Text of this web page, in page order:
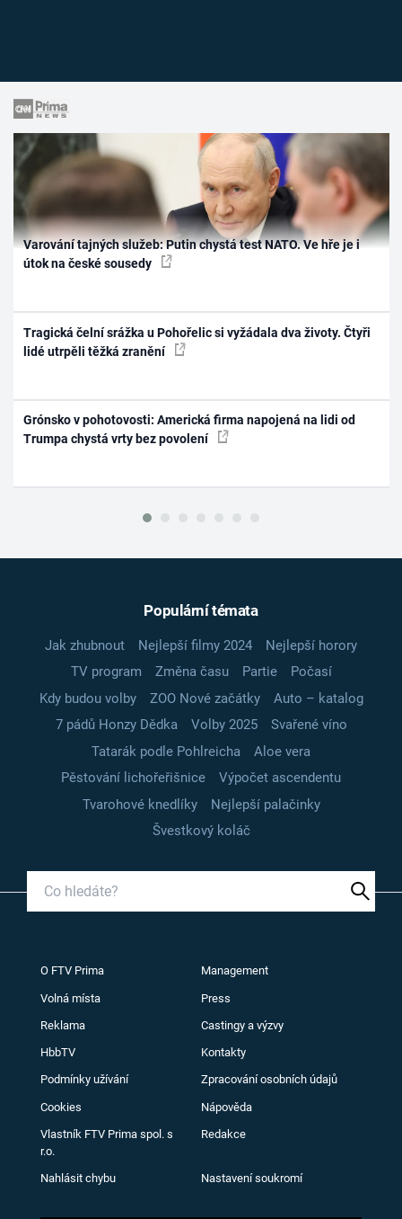
Varování tajných služeb: Putin chystá test NATO. Ve hře je i
útok na české sousedy
Tragická čelní srážka u Pohořelic si vyžádala dva životy. Čtyři
lidé utrpěli těžká zranění
Grónsko v pohotovosti: Americká firma napojená na lidi od
Trumpa chystá vrty bez povolení
Populární témata
Jak zhubnout Nejlepší filmy 2024
Nejlepší horory
TV program
Změna času Partie
Počasí
Kdy budou volby
ZOO Nové začátky
Auto – katalog
7 pádů Honzy Dědka
Volby 2025
Svařené víno
Tatarák podle Pohlreicha
Aloe vera
Pěstování lichořeřišnice
Výpočet ascendentu
Tvarohové knedlíky
Nejlepší palačinky
Švestkový koláč
O FTV Prima Management
Volná místa Press
Reklama Castingy a výzvy
HbbTV Kontakty
Podmínky užívání Zpracování osobních údajů
Cookies Nápověda
Vlastník FTV Prima spol. s
r.o.
Redakce
Nahlásit chybu Nastavení soukromí